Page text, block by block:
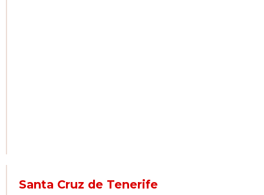
Santa Cruz de Tenerife